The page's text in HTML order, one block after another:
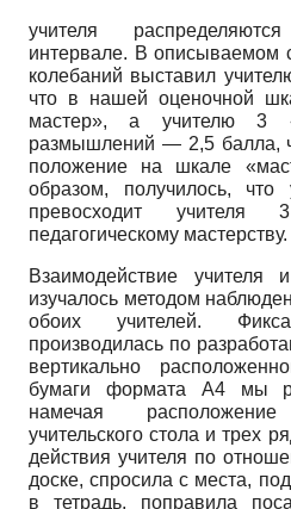
учителя
интервале. В описываемом
колебаний выставил
что в нашей оценочной
мастер», а учителю 3
размышлений — 2,5 балла,
положение на шкале
образом, получилось,
превосходит
педагогическому мастерству.
Взаимодействие
изучалось методом
обоих учителей.
производилась по
вертикально
бумаги формата А4 мы
намечая
учительского стола и трех
действия учителя по
доске, спросила с места,
в тетрадь, поправила